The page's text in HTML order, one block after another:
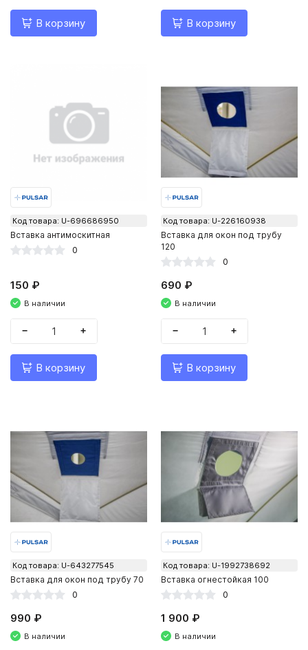
В корзину В корзину
Код товара: U-696686950
Вставка антимоскитная
0
150 ₽
В наличии
− +
В корзину
Код товара: U-226160938
Вставка для окон под трубу
120
0
690 ₽
В наличии
− +
В корзину
Код товара: U-643277545
Вставка для окон под трубу 70
0
990 ₽
В наличии
Код товара: U-1992738692
Вставка огнестойкая 100
0
1 900 ₽
В наличии